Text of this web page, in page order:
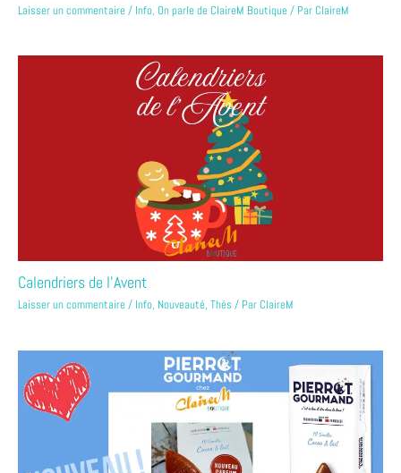
Laisser un commentaire/ Info, On parle de ClaireM Boutique/ Par ClaireM
Calendriers de l’Avent
Laisser un commentaire/ Info, Nouveauté, Thés/ Par ClaireM